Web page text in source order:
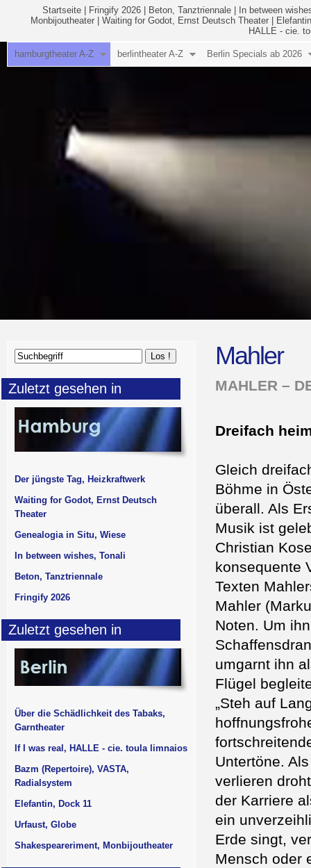
Startseite Fringify 2026 Beton, Tanztriennale
In between
Monbijoutheater
Waiting for Godot, Ernst Deutsch Theater
HALLE - cie.
hamburgtheater A-Z berlintheater A-Z Berlin Specials ab 2026
Mahler
MAHLER –
Dreifach
Gleich
Böhme in
überall. Als
Musik ist
Christian
konsequente
Texten
Mahler
Noten. Um
umgarnt ihn
Flügel
„Steh auf
Untertöne.
verlieren
der Karriere
ein
Erde singt,
Mensch oder
Zuletzt gesehen in
Der jüngste Tag, Heizkraftwerk
Waiting for Godot, Ernst Deutsch
Theater
Genealogia in Situ, Wiese
In between wishes, Tonali
Beton, Tanztriennale
Fringify 2026
Zuletzt gesehen in
Über die Schädlichkeit des Tabaks,
Garntheater
If I was real, HALLE - cie. toula limnaios
Bazm (Repertoire), VASTA,
Radialsystem
Elefantin, Dock 11
Urfaust, Globe
Shakespeareriment, Monbijoutheater